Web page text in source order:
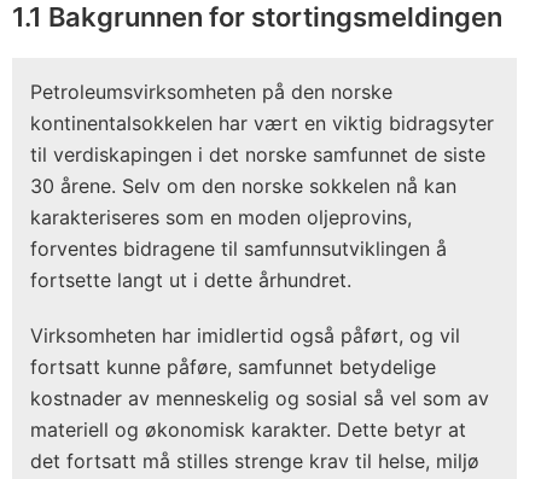
1.1 Bakgrunnen for ­stortingsmeldingen
Petroleumsvirksomheten på den norske
kontinentalsokkelen har vært en viktig bidragsyter
til verdiskapingen i det norske samfunnet de siste
30 årene. Selv om den norske sokkelen nå kan
karakteriseres som en moden oljeprovins,
forventes bidragene til samfunnsutviklingen å
fortsette langt ut i dette århundret.
Virksomheten har imidlertid også påført, og vil
fortsatt kunne påføre, samfunnet betydelige
kostnader av menneskelig og sosial så vel som av
materiell og økonomisk karakter. Dette betyr at
det fortsatt må stilles strenge krav til helse, miljø